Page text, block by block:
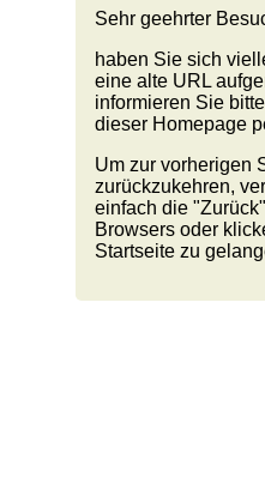
Sehr geehrter
haben Sie sich
eine alte URL
informieren Sie
dieser Homepage
Um zur vorherigen
zurückzukehren,
einfach die
Browsers oder
Startseite zu